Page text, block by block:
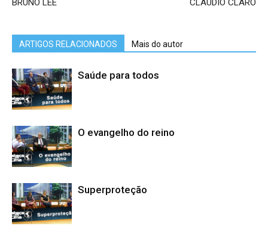
BRUNO LEE CLAUDIO CLARO
ARTIGOS RELACIONADOS Mais do autor
Saúde para todos
O evangelho do reino
Superproteção